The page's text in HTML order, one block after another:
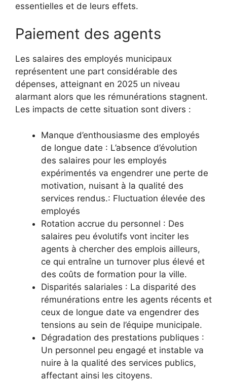
essentielles et de leurs effets.
Paiement des agents
Les salaires des employés municipaux
représentent une part considérable des
dépenses, atteignant en 2025 un niveau
alarmant alors que les rémunérations stagnent.
Les impacts de cette situation sont divers :
Manque d’enthousiasme des employés
de longue date : L’absence d’évolution
des salaires pour les employés
expérimentés va engendrer une perte de
motivation, nuisant à la qualité des
services rendus.: Fluctuation élevée des
employés
Rotation accrue du personnel : Des
salaires peu évolutifs vont inciter les
agents à chercher des emplois ailleurs,
ce qui entraîne un turnover plus élevé et
des coûts de formation pour la ville.
Disparités salariales : La disparité des
rémunérations entre les agents récents et
ceux de longue date va engendrer des
tensions au sein de l’équipe municipale.
Dégradation des prestations publiques :
Un personnel peu engagé et instable va
nuire à la qualité des services publics,
affectant ainsi les citoyens.